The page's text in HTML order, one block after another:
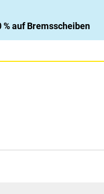
auf Bremsscheiben